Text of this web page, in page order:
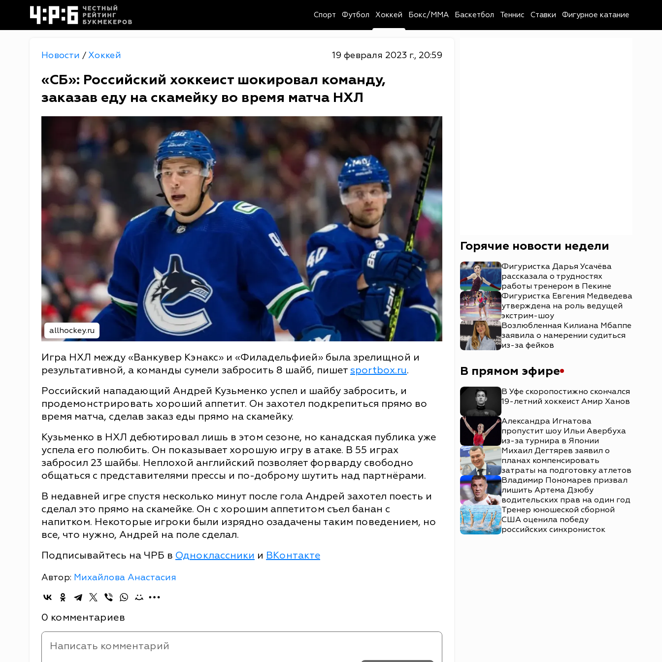
Спорт Футбол Хоккей Бокс/MMA Баскетбол Теннис Ставки Фигурное катание
Новости / Хоккей 19 февраля 2023 г., 20:59
«СБ»: Российский хоккеист шокировал команду,
заказав еду на скамейку во время матча НХЛ
allhockey.ru
Игра НХЛ между «Ванкувер Кэнакс» и «Филадельфией» была зрелищной и
результативной, а команды сумели забросить 8 шайб, пишет sportbox.ru.
Российский нападающий Андрей Кузьменко успел и шайбу забросить, и
продемонстрировать хороший аппетит. Он захотел подкрепиться прямо во
время матча, сделав заказ еды прямо на скамейку.
Кузьменко в НХЛ дебютировал лишь в этом сезоне, но канадская публика уже
успела его полюбить. Он показывает хорошую игру в атаке. В 55 играх
забросил 23 шайбы. Неплохой английский позволяет форварду свободно
общаться с представителями прессы и по-доброму шутить над партнёрами.
В недавней игре спустя несколько минут после гола Андрей захотел поесть и
сделал это прямо на скамейке. Он с хорошим аппетитом съел банан с
напитком. Некоторые игроки были изрядно озадачены таким поведением, но
все, что нужно, Андрей на поле сделал.
Подписывайтесь на ЧРБ в Одноклассники и ВКонтакте
Автор: Михайлова Анастасия
0 комментариев
Горячие новости недели
Фигуристка Дарья Усачёва
рассказала о трудностях
работы тренером в Пекине
Фигуристка Евгения Медведева
утверждена на роль ведущей
экстрим-шоу
Возлюбленная Килиана Мбаппе
заявила о намерении судиться
из-за фейков
В прямом эфире
В Уфе скоропостижно скончался
19-летний хоккеист Амир Ханов
Александра Игнатова
пропустит шоу Ильи Авербуха
из-за турнира в Японии
Михаил Дегтярев заявил о
планах компенсировать
затраты на подготовку атлетов
Владимир Пономарев призвал
лишить Артема Дзюбу
водительских прав на один год
Тренер юношеской сборной
США оценила победу
российских синхронисток